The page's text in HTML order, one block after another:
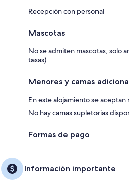
Recepción con personal
Mascotas
No se admiten mascotas, solo
tasas).
Menores y camas
En este alojamiento se aceptan
No hay camas supletorias
Formas de pago
Información importante